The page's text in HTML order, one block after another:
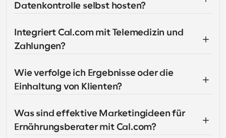
Datenkontrolle selbst hosten?
Integriert Cal.com mit Telemedizin und
Zahlungen?
Wie verfolge ich Ergebnisse oder die
Einhaltung von Klienten?
Was sind effektive Marketingideen für
Ernährungsberater mit Cal.com?